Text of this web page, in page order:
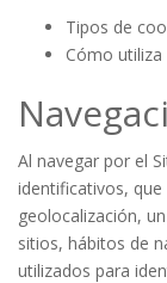
Tipos de
Cómo
Al navegar por el
identificativos, que
geolocalización,
sitios, hábitos de
utilizados para